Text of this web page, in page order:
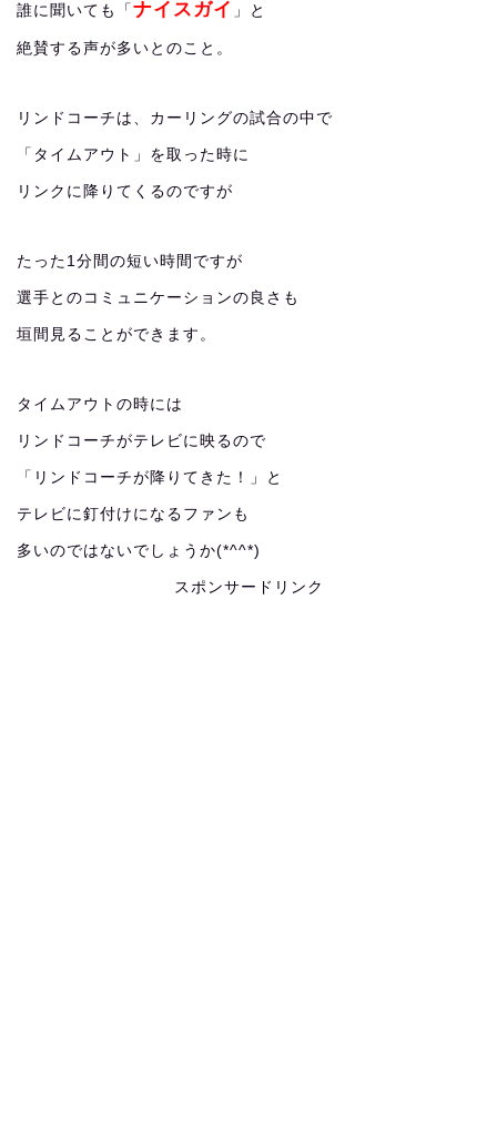
誰に聞いても「 ナイスガイ 」と
絶賛する声が多いとのこと。
リンドコーチは、カーリングの試合の中で
「タイムアウト」を取った時に
リンクに降りてくるのですが
たった1分間の短い時間ですが
選手とのコミュニケーションの良さも
垣間見ることができます。
タイムアウトの時には
リンドコーチがテレビに映るので
「リンドコーチが降りてきた！」と
テレビに釘付けになるファンも
多いのではないでしょうか(*^^*)
スポンサードリンク